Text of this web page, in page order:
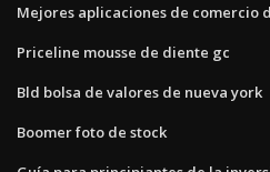
Mejores aplicaciones de comercio
Priceline mousse de diente gc
Bld bolsa de valores de nueva york
Boomer foto de stock